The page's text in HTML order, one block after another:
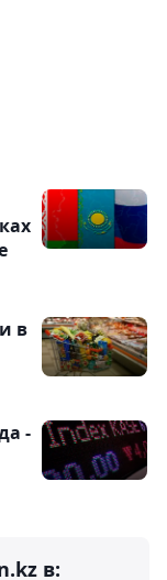
в
-
в: